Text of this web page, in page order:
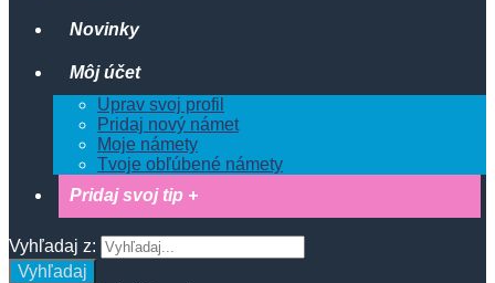
Novinky
Môj účet
Uprav svoj profil
Pridaj nový námet
Moje námety
Tvoje obľúbené námety
Pridaj svoj tip +
Vyhľadaj z:
Vyhľadaj